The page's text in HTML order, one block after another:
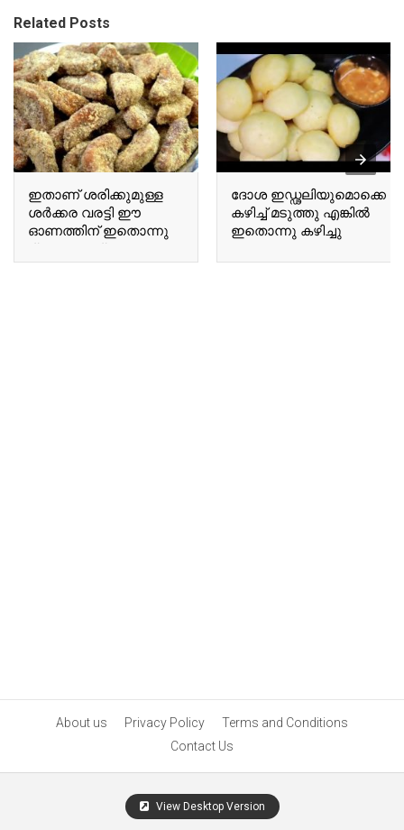
Related Posts
ഇതാണ് ശരിക്കുമുള്ള
ശർക്കര വരട്ടി ഈ
ഓണത്തിന് ഇതൊന്നു
ട്രൈ ചെയ്തു നോക്കൂ
This is the authentic
ദോശ ഇഡ്ഢലിയുമൊക്കെ
കഴിച്ച് മടുത്തു എങ്കിൽ
ഇതൊന്നു കഴിച്ചു
of eating dosa and idli,
About us Privacy Policy
Terms and Conditions
Contact Us
View Desktop Version